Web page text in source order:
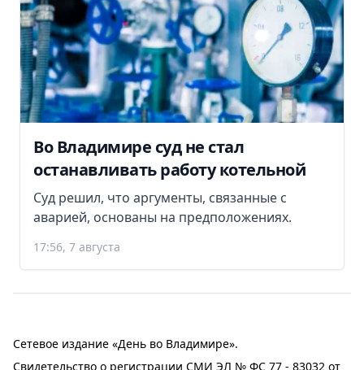
Во Владимире суд не стал
останавливать работу котельной
Суд решил, что аргументы, связанные с
аварией, основаны на предположениях.
17:56, 7 августа
Сетевое издание «День во Владимире».
Свидетельство о регистрации СМИ ЭЛ № ФС 77 - 83032 от